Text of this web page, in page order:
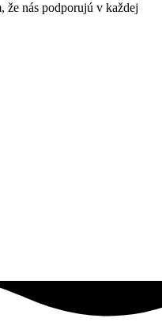
že nás podporujú v každej